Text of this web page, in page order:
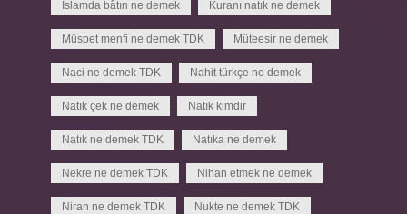
İslamda bâtın ne demek Kuranı natık ne demek
Müspet menfi ne demek TDK Müteesir ne demek
Naci ne demek TDK Nahit türkçe ne demek
Natık çek ne demek Natık kimdir
Natık ne demek TDK Natıka ne demek
Nekre ne demek TDK Nihan etmek ne demek
Niran ne demek TDK Nukte ne demek TDK